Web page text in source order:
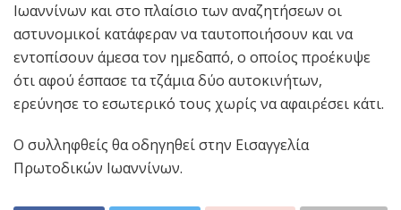
Ιωαννίνων και στο πλαίσιο των αναζητήσεων οι
αστυνομικοί κατάφεραν να ταυτοποιήσουν και να
εντοπίσουν άμεσα τον ημεδαπό, ο οποίος προέκυψε
ότι αφού έσπασε τα τζάμια δύο αυτοκινήτων,
ερεύνησε το εσωτερικό τους χωρίς να αφαιρέσει κάτι.
Ο συλληφθείς θα οδηγηθεί στην Εισαγγελία
Πρωτοδικών Ιωαννίνων.